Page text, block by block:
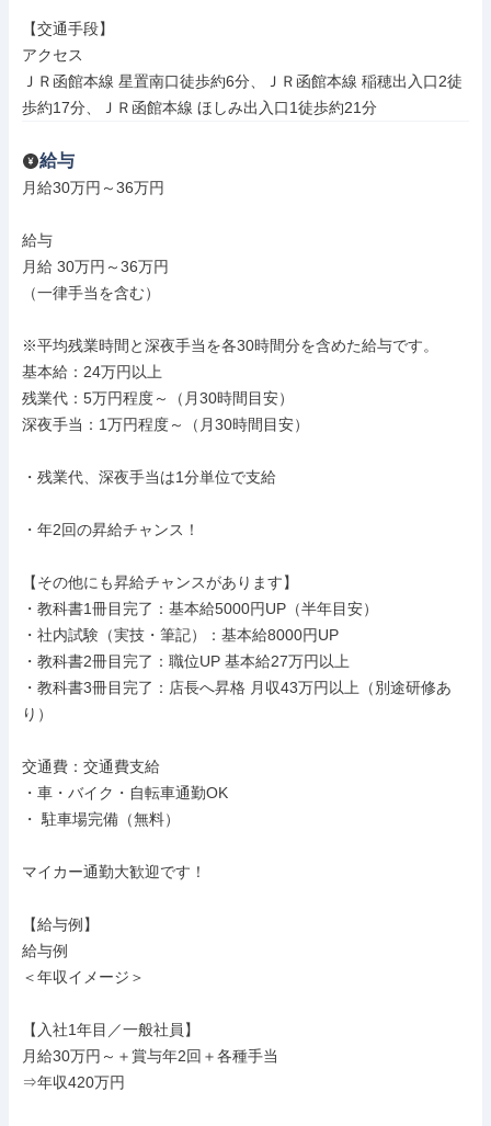
【交通手段】
アクセス
ＪＲ函館本線 星置南口徒歩約6分、ＪＲ函館本線 稲穂出入口2徒
歩約17分、ＪＲ函館本線 ほしみ出入口1徒歩約21分
給与
月給30万円～36万円
給与
月給 30万円～36万円
（一律手当を含む）
※平均残業時間と深夜手当を各30時間分を含めた給与です。
基本給：24万円以上
残業代：5万円程度～（月30時間目安）
深夜手当：1万円程度～（月30時間目安）
・残業代、深夜手当は1分単位で支給
・年2回の昇給チャンス！
【その他にも昇給チャンスがあります】
・教科書1冊目完了：基本給5000円UP（半年目安）
・社内試験（実技・筆記）：基本給8000円UP
・教科書2冊目完了：職位UP 基本給27万円以上
・教科書3冊目完了：店長へ昇格 月収43万円以上（別途研修あ
り）
交通費：交通費支給
・車・バイク・自転車通勤OK
・ 駐車場完備（無料）
マイカー通勤大歓迎です！
【給与例】
給与例
＜年収イメージ＞
【入社1年目／一般社員】
月給30万円～＋賞与年2回＋各種手当
⇒年収420万円